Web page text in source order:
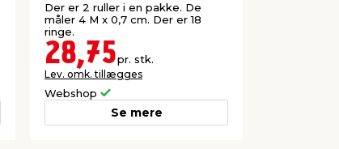
Der er 2 ruller i en pakke. De
måler 4 M x 0,7 cm. Der er 18
ringe.
28,75pr. stk.
Lev. omk. tillægges
Webshop
Se mere